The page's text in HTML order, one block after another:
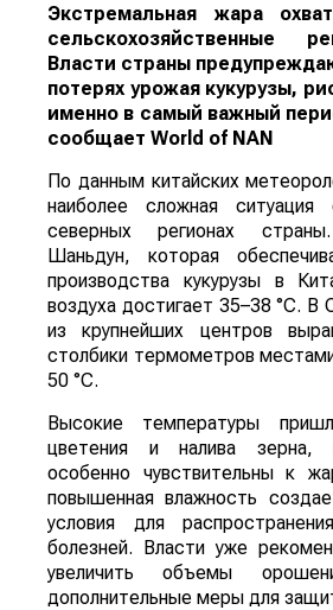
Экстремальная жара
сельскохозяйственные
Власти страны
потерях урожая кукурузы,
именно в самый важный
сообщает World of NAN
По данным китайских
наиболее сложная ситуация
северных регионах
Шаньдун, которая
производства кукурузы в
воздуха достигает 35–38 °C. В
из крупнейших центров
столбики термометров
50 °C.
Высокие температуры
цветения и налива зерна,
особенно чувствительны к
повышенная влажность
условия для
болезней. Власти уже
увеличить объемы
дополнительные меры для